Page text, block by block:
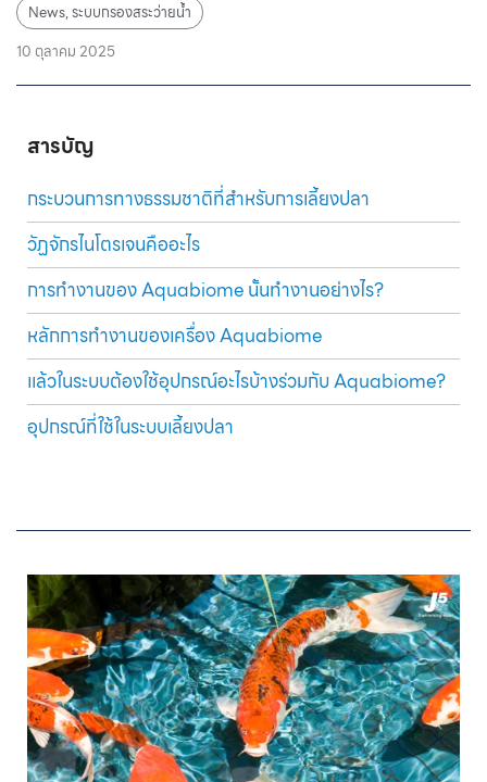
News,ระบบกรองสระว่ายน้ำ
10 ตุลาคม 2025
สารบัญ
กระบวนการทางธรรมชาติที่สำหรับการเลี้ยงปลา
วัฏจักรไนโตรเจนคืออะไร
การทำงานของ Aquabiome นั้นทำงานอย่างไร?
หลักการทำงานของเครื่อง Aquabiome
แล้วในระบบต้องใช้อุปกรณ์อะไรบ้างร่วมกับ Aquabiome?
อุปกรณ์ที่ใช้ในระบบเลี้ยงปลา